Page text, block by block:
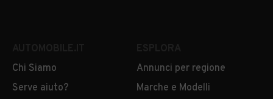
Chi Siamo
Serve aiuto?
Annunci per regione
Marche e Modelli